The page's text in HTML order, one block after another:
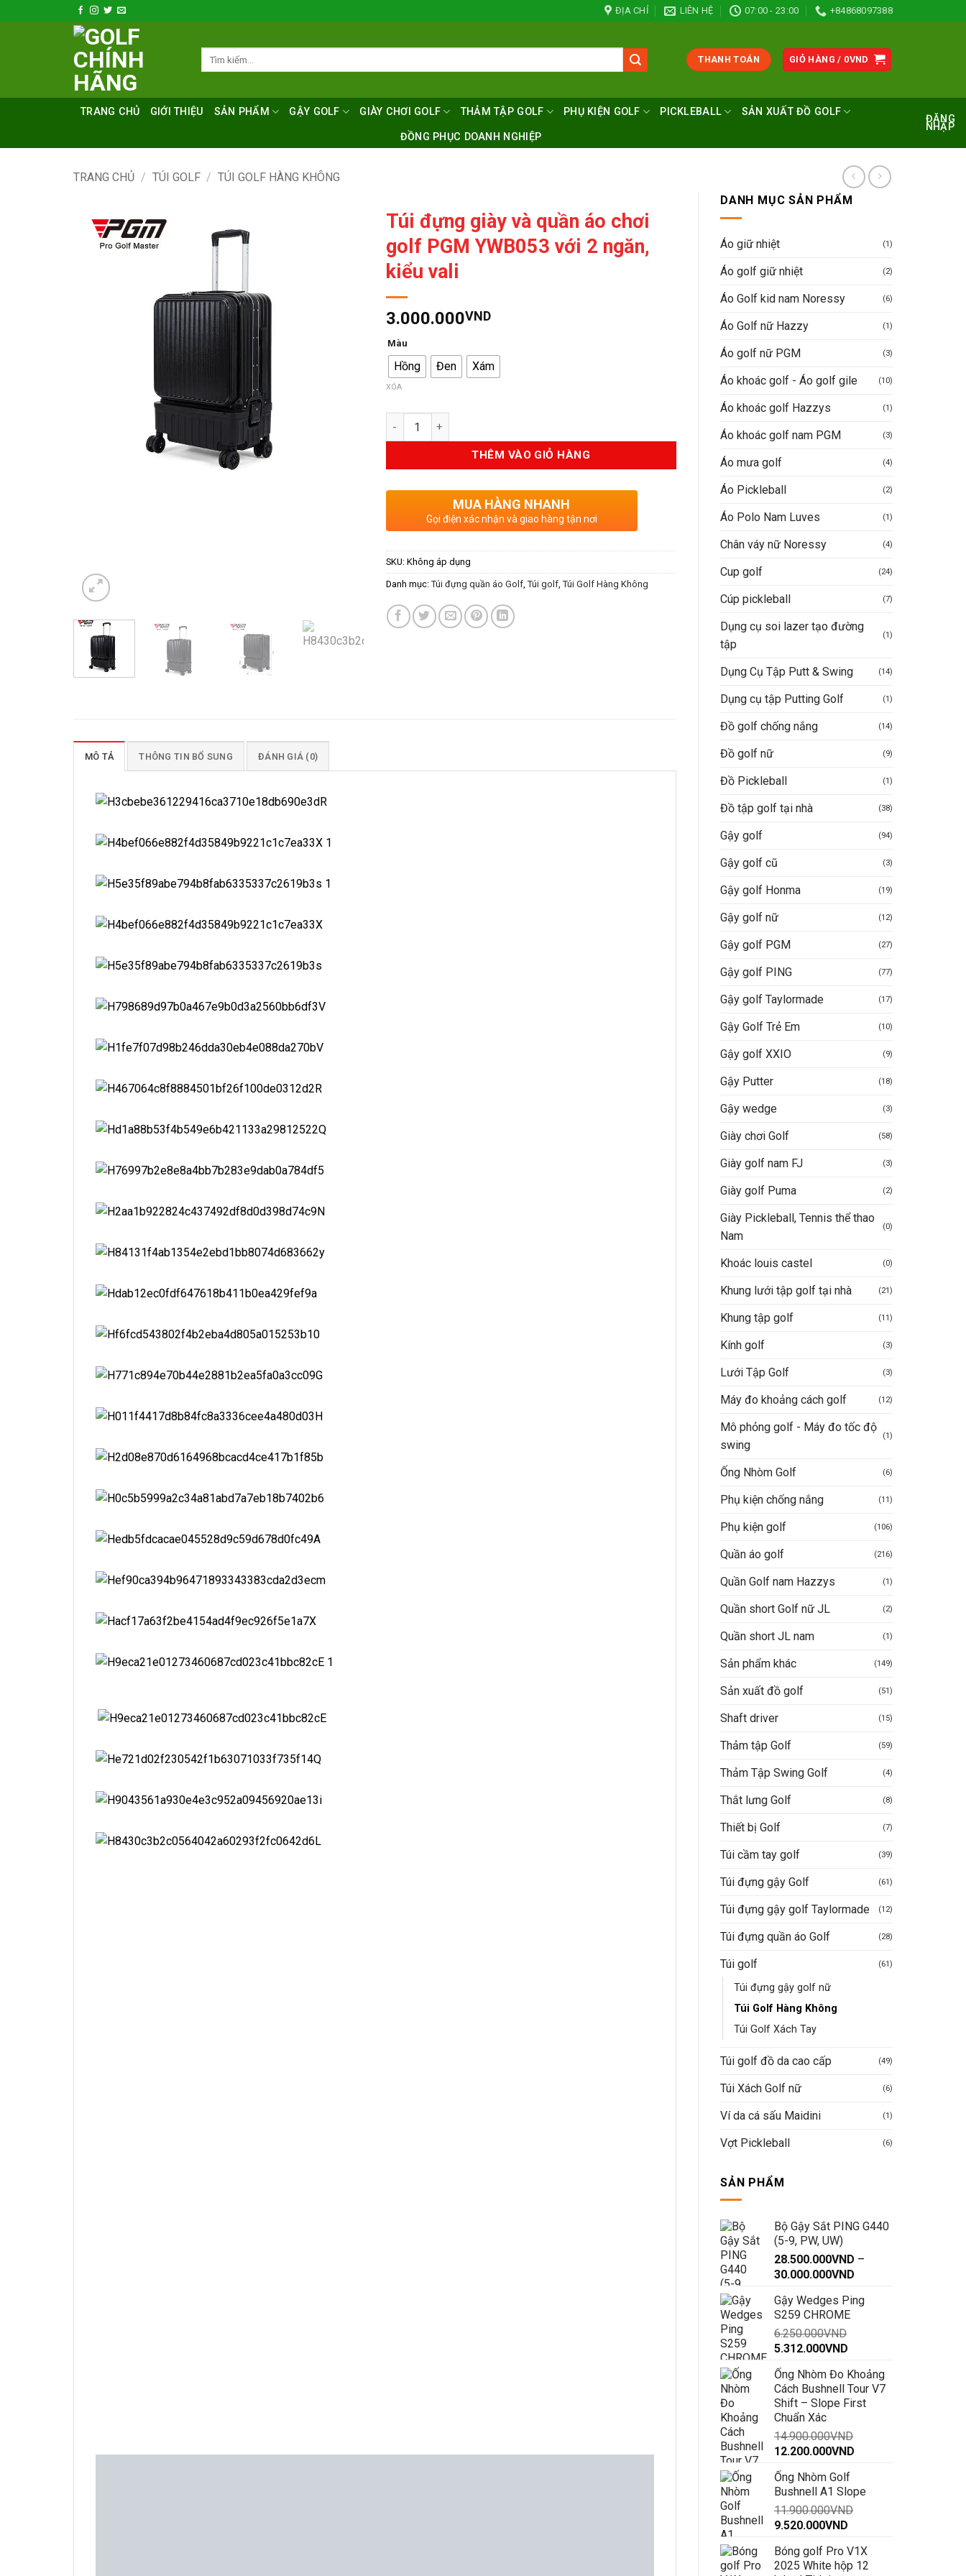
qua
ĐỊA CHỈ LIÊN HỆ 07:00 - 23:00 +84868097388
THANH TOÁN GIỎ HÀNG / 0VND
TRANG CHỦ GIỚI THIỆU SẢN PHẨM GẬY GOLF GIÀY CHƠI GOLF THẢM TẬP GOLF PHỤ KIỆN GOLF PICKLEBALL SẢN XUẤT ĐỒ GOLF
ĐỒNG PHỤC DOANH NGHIỆP
ĐĂNG
NHẬP
TRANG CHỦ / TÚI GOLF / TÚI GOLF HÀNG KHÔNG
DANH MỤC SẢN PHẨM
Áo giữ nhiệt (1)
Áo golf giữ nhiệt (2)
Áo Golf kid nam Noressy (6)
Áo Golf nữ Hazzy (1)
Áo golf nữ PGM (3)
Áo khoác golf - Áo golf gile (10)
Áo khoác golf Hazzys (1)
Áo khoác golf nam PGM (3)
Áo mưa golf (4)
Áo Pickleball (2)
Áo Polo Nam Luves (1)
Chân váy nữ Noressy (4)
Cup golf (24)
Cúp pickleball (7)
Dụng cụ soi lazer tạo đường
tập
(1)
Dụng Cụ Tập Putt & Swing (14)
Dụng cụ tập Putting Golf (1)
Đồ golf chống nắng (14)
Đồ golf nữ (9)
Đồ Pickleball (1)
Đồ tập golf tại nhà (38)
Gậy golf (94)
Gậy golf cũ (3)
Gậy golf Honma (19)
Gậy golf nữ (12)
Gậy golf PGM (27)
Gậy golf PING (77)
Gậy golf Taylormade (17)
Gậy Golf Trẻ Em (10)
Gậy golf XXIO (9)
Gậy Putter (18)
Gậy wedge (3)
Giày chơi Golf (58)
Giày golf nam FJ (3)
Giày golf Puma (2)
Giày Pickleball, Tennis thể thao
Nam
(0)
Khoác louis castel (0)
Khung lưới tập golf tại nhà (21)
Khung tập golf (11)
Kính golf (3)
Lưới Tập Golf (3)
Máy đo khoảng cách golf (12)
Mô phỏng golf - Máy đo tốc độ
swing
(1)
Ống Nhòm Golf (6)
Phụ kiện chống nắng (11)
Phụ kiện golf (106)
Quần áo golf (216)
Quần Golf nam Hazzys (1)
Quần short Golf nữ JL (2)
Quần short JL nam (1)
Sản phẩm khác (149)
Sản xuất đồ golf (51)
Shaft driver (15)
Thảm tập Golf (59)
Thảm Tập Swing Golf (4)
Thắt lưng Golf (8)
Thiết bị Golf (7)
Túi cầm tay golf (39)
Túi đựng gậy Golf (61)
Túi đựng gậy golf Taylormade (12)
Túi đựng quần áo Golf (28)
Túi golf (61)
Túi đựng gậy golf nữ
Túi Golf Hàng Không
Túi Golf Xách Tay
Túi golf đồ da cao cấp (49)
Túi Xách Golf nữ (6)
Ví da cá sấu Maidini (1)
Vợt Pickleball (6)
SẢN PHẨM
Bộ Gậy Sắt PING G440
(5-9, PW, UW)
28.500.000VND –
30.000.000VND
từ
Gậy Wedges Ping
S259 CHROME
6.250.000VND
Giá
là:
6.250.000VND.
5.312.000VND
tại
là:
5.312.000VND.
Ống Nhòm Đo Khoảng
Cách Bushnell Tour V7
Shift – Slope First
Chuẩn Xác
14.900.000VND
Giá
là:
14.900.000VND.
12.200.000VND
là:
Ống Nhòm Golf
Bushnell A1 Slope
11.900.000VND
Giá
là:
11.900.000VND.
9.520.000VND
tại
là:
Bóng golf Pro V1X
2025 White hộp 12
Túi đựng giày và quần áo chơi
golf PGM YWB053 với 2 ngăn,
kiểu vali
3.000.000VND
Màu
Hồng Đen Xám
XÓA
Số lượng
THÊM VÀO GIỎ HÀNG
MUA HÀNG NHANH
Gọi điện xác nhận và giao hàng tận nơi
SKU: Không áp dụng
Danh mục: Túi đựng quần áo Golf, Túi golf, Túi Golf Hàng Không
MÔ TẢ THÔNG TIN BỔ SUNG ĐÁNH GIÁ (0)